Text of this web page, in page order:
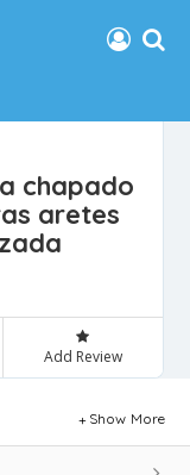
chapado
aretes
Add Review
Show More